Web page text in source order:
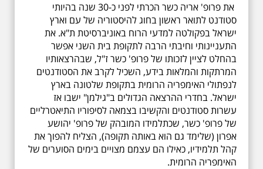
את פרופ' אריה כשר הכרתי לפני כ-30 שנה בהיותי
סטודנט לתואר ראשון בחוג להיסטוריה של עם וארץ
ישראל בפקולטה למדעי הרוח באוניברסיטת ת"א. את
התעניינותי וחיבתי הרבה לתקופת בית השני אפשר
בהחלט לציין לזכותו של פרופ' כשר ז"ל, שבהרצאותיו
המרתקות והמלאות בידע, השכיל לקרב את הסטודנטים
לנפתולי האימפריה הרומית בתקופת שלטונה בארץ
ישראל. בחדרי ההרצאה הגדולים ב"גילמן" ישבו אז
עשרות סטודנטים והקשיבו בצמאה לסיפוריו התיאטרליים
של פרופ' כשר, שכתלמידו המובהק של פרופ' יהושע
אפרון (שלימד גם הוא באותה תקופה), הצליח להפוך את
קהל תלמידיו, כאילו הם עצמם מצויים בימים הסוערים של
האימפריה הרומית.